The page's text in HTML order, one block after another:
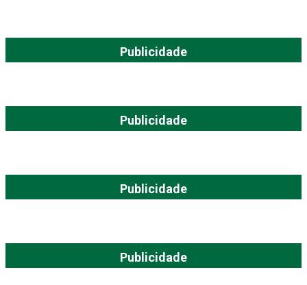
Publicidade
Publicidade
Publicidade
Publicidade